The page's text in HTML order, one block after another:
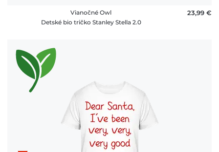
Vianočné Owl
Detské bio tričko Stanley Stella 2.0
23,99 €